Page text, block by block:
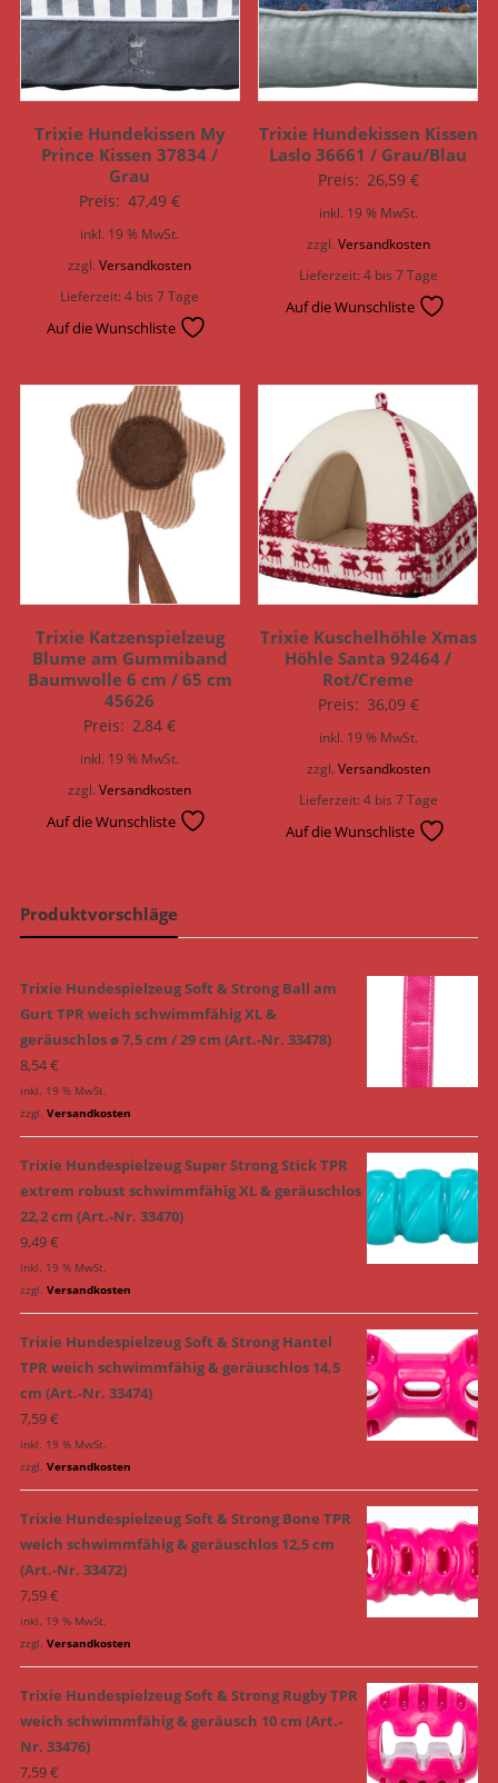
Trixie Hundekissen My
Prince Kissen 37834 /
Grau
Preis: 47,49€
inkl. 19 % MwSt.
zzgl.Versandkosten
Lieferzeit:4 bis 7 Tage
Auf die Wunschliste
Trixie Hundekissen Kissen
Laslo 36661 / Grau/Blau
Preis: 26,59 €
inkl. 19 % MwSt.
zzgl. Versandkosten
Lieferzeit:4 bis 7 Tage
Auf die Wunschliste
Trixie Katzenspielzeug
Blume am Gummiband
Baumwolle 6 cm / 65 cm
45626
Preis: 2,84€
inkl. 19 % MwSt.
zzgl.Versandkosten
Auf die Wunschliste
Trixie Kuschelhöhle Xmas
Höhle Santa 92464 /
Rot/Creme
Preis: 36,09 €
inkl. 19 % MwSt.
zzgl. Versandkosten
Lieferzeit:4 bis 7 Tage
Auf die Wunschliste
Produktvorschläge
Trixie Hundespielzeug Soft & Strong Ball am
Gurt TPR weich schwimmfähig XL &
geräuschlos ø 7,5 cm / 29 cm (Art.-Nr. 33478)
8,54€
inkl. 19 % MwSt.
zzgl. Versandkosten
Trixie Hundespielzeug Super Strong Stick TPR
extrem robust schwimmfähig XL & geräuschlos
22,2 cm (Art.-Nr. 33470)
9,49€
inkl. 19 % MwSt.
zzgl. Versandkosten
Trixie Hundespielzeug Soft & Strong Hantel
TPR weich schwimmfähig & geräuschlos 14,5
cm (Art.-Nr. 33474)
7,59€
inkl. 19 % MwSt.
zzgl. Versandkosten
Trixie Hundespielzeug Soft & Strong Bone TPR
weich schwimmfähig & geräuschlos 12,5 cm
(Art.-Nr. 33472)
7,59€
inkl. 19 % MwSt.
zzgl. Versandkosten
Trixie Hundespielzeug Soft & Strong Rugby TPR
weich schwimmfähig & geräusch 10 cm (Art.-
Nr. 33476)
7,59€